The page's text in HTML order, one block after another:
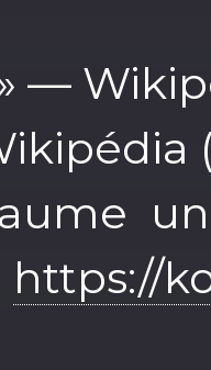
—
https://